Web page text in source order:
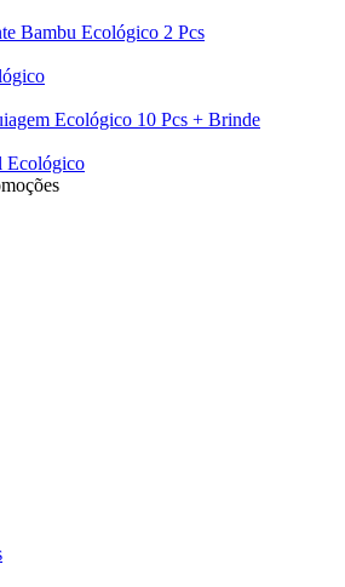
Bambu Ecológico 2 Pcs
Ecológico 10 Pcs + Brinde
Ecológico